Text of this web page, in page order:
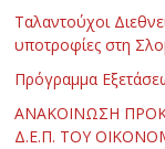
Ταλαντούχοι
υποτροφίες στη
Πρόγραμμα
ΑΝΑΚΟΙΝΩΣΗ
Δ.Ε.Π. ΤΟΥ